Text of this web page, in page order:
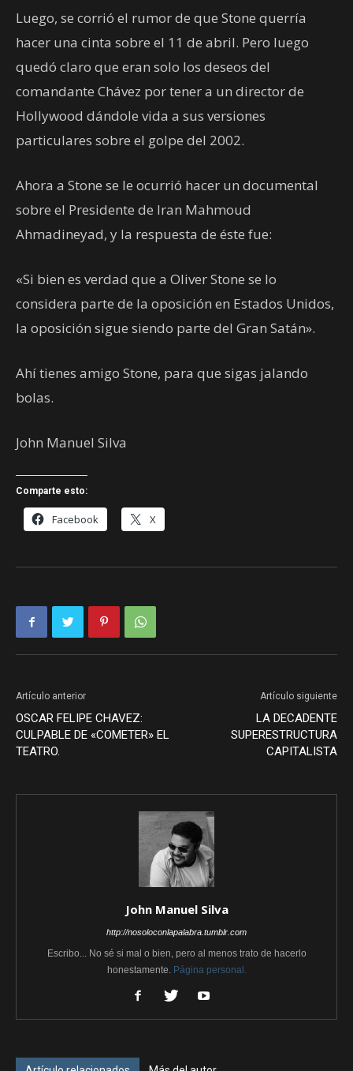
Luego, se corrió el rumor de que Stone querría
hacer una cinta sobre el 11 de abril. Pero luego
quedó claro que eran solo los deseos del
comandante Chávez por tener a un director de
Hollywood dándole vida a sus versiones
particulares sobre el golpe del 2002.
Ahora a Stone se le ocurrió hacer un documental
sobre el Presidente de Iran Mahmoud
Ahmadineyad, y la respuesta de éste fue:
«Si bien es verdad que a Oliver Stone se lo
considera parte de la oposición en Estados Unidos,
la oposición sigue siendo parte del Gran Satán».
Ahí tienes amigo Stone, para que sigas jalando
bolas.
John Manuel Silva
Comparte esto:
Facebook X
Artículo anterior
OSCAR FELIPE CHAVEZ:
CULPABLE DE «COMETER» EL
TEATRO.
Artículo siguiente
LA DECADENTE
SUPERESTRUCTURA
CAPITALISTA
John Manuel Silva
http://nosoloconlapalabra.tumblr.com
Escribo... No sé si mal o bien, pero al menos trato de hacerlo
honestamente. Página personal.